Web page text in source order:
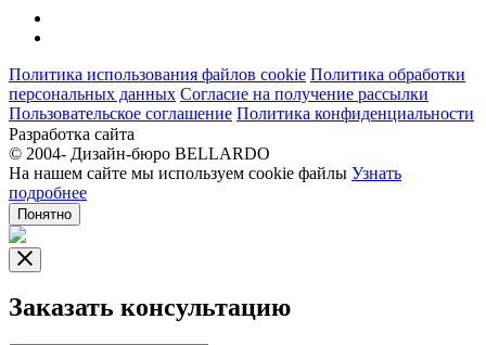
Политика использования файлов cookie Политика обработки
персональных данных Согласие на получение рассылки
Пользовательское соглашение Политика конфиденциальности
Разработка сайта
© 2004- Дизайн-бюро BELLARDO
На нашем сайте мы используем cookie файлы Узнать
подробнее
Понятно
Заказать консультацию